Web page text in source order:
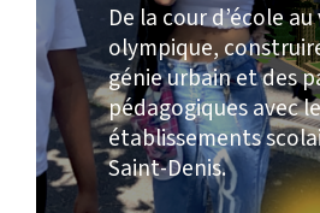
De la cour d’école
olympique,
génie urbain et des
pédagogiques avec
établissements
Saint-Denis.